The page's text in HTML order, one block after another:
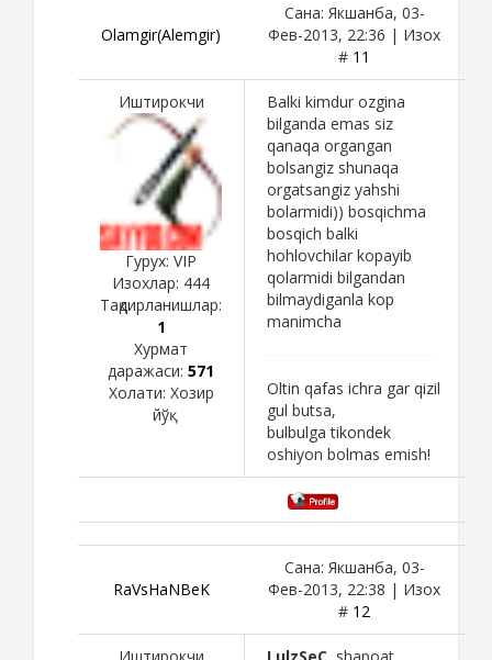
Olamgir(Alemgir)
Сана: Якшанба, 03-
Фев-2013, 22:36 | Изох
# 11
Иштирокчи
Гурух: VIP
Изохлар: 444
Тақдирланишлар:
1
Хурмат
даражаси: 571
Холати: Хозир
йўқ
Balki kimdur ozgina
bilganda emas siz
qanaqa organgan
bolsangiz shunaqa
orgatsangiz yahshi
bolarmidi)) bosqichma
bosqich balki
hohlovchilar kopayib
qolarmidi bilgandan
bilmaydiganla kop
manimcha
Oltin qafas ichra gar qizil
gul butsa,
bulbulga tikondek
oshiyon bolmas emish!
RaVsHaNBeK
Сана: Якшанба, 03-
Фев-2013, 22:38 | Изох
# 12